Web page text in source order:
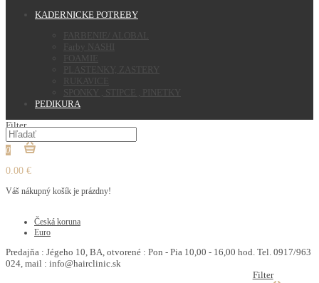
KADERNICKE POTREBY
FARBENIE/ ALOBAL
Farby NASHI
FOAMIE
PLASTENKY, ZASTERY
RUKAVICE
SPONKY , STIPCE , PINETKY
PEDIKURA
Filter
0
0.00 €
Váš nákupný košík je prázdny!
Česká koruna
Euro
Predajňa : Jégeho 10, BA, otvorené : Pon - Pia 10,00 - 16,00 hod. Tel. 0917/963
024, mail : info@hairclinic.sk
Filter